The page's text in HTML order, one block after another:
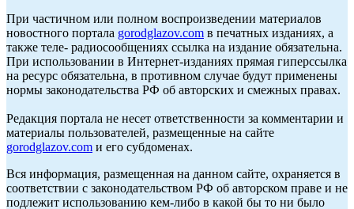
При частичном или полном воспроизведении материалов
новостного портала gorodglazov.com в печатных изданиях, а
также теле- радиосообщениях ссылка на издание обязательна.
При использовании в Интернет-изданиях прямая гиперссылка
на ресурс обязательна, в противном случае будут применены
нормы законодательства РФ об авторских и смежных правах.
Редакция портала не несет ответственности за комментарии и
материалы пользователей, размещенные на сайте
gorodglazov.com и его субдоменах.
Вся информация, размещенная на данном сайте, охраняется в
соответствии с законодательством РФ об авторском праве и не
подлежит использованию кем-либо в какой бы то ни было